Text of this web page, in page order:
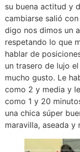
su buena actitud y
cambiarse salió
digo nos dimos un
respetando lo que
hablar de
un trasero de lujo
mucho gusto. Le
como 2 y media y
como 1 y 20
una chica súper
maravilla, aseada y